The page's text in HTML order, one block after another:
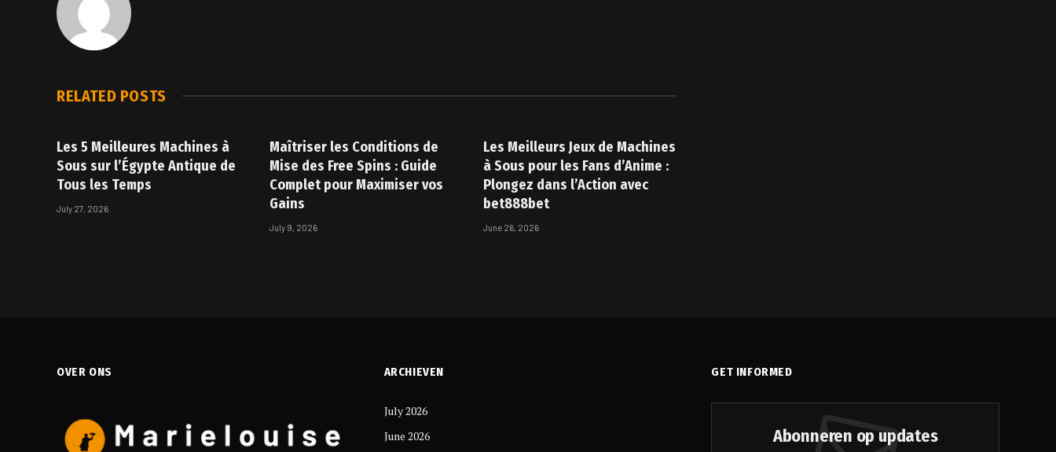
RELATED POSTS
Les 5 Meilleures Machines à
Sous sur l’Égypte Antique de
Tous les Temps
July 27, 2026
Maîtriser les Conditions de
Mise des Free Spins : Guide
Complet pour Maximiser vos
Gains
July 9, 2026
Les Meilleurs Jeux de Machines
à Sous pour les Fans d’Anime :
Plongez dans l’Action avec
bet888bet
June 26, 2026
OVER ONS ARCHIEVEN
July 2026
June 2026
GET INFORMED
Abonneren op updates